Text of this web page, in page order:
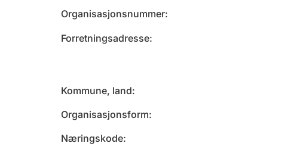
Organisasjonsnummer
Forretningsadresse
Kommune, land
Organisasjonsform
Næringskode